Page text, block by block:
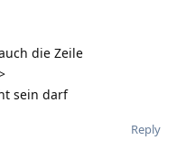
die Zeile
sein darf
Reply